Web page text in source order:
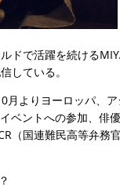
ドで活躍を続ける
している。
月よりヨーロッパ、
ベントへの参加、俳
（国連難民高等弁務